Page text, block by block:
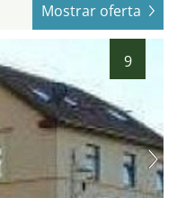
Mostrar oferta
9